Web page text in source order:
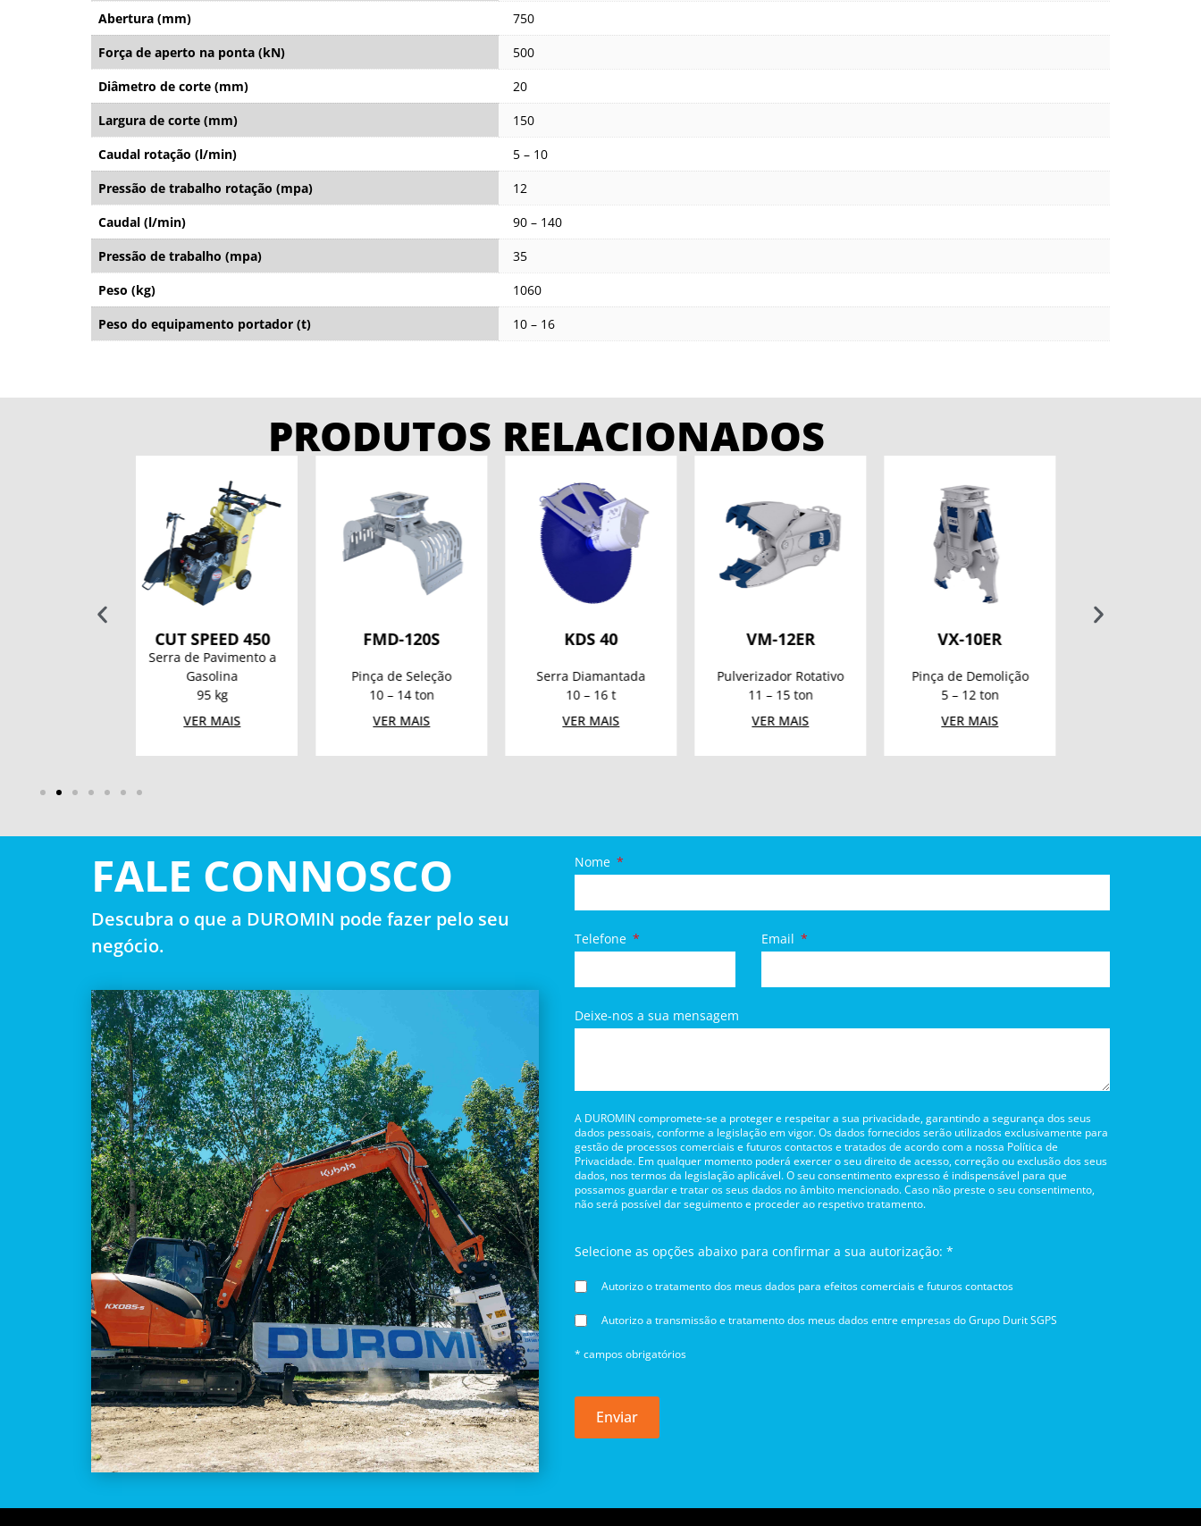
Abertura (mm)
750
Força de aperto na ponta (kN)
500
Diâmetro de corte (mm)
20
Largura de corte (mm)
150
Caudal rotação (l/min)
5 – 10
Pressão de trabalho rotação (mpa)
12
Caudal (l/min)
90 – 140
Pressão de trabalho (mpa)
35
Peso (kg)
1060
Peso do equipamento portador (t)
10 – 16
PRODUTOS RELACIONADOS
FMD-120S
Pinça de Seleção
10 – 14 ton
VER MAIS
KDS 40
Serra Diamantada
10 – 16 t
VER MAIS
VM-12ER
Pulverizador Rotativo
11 – 15 ton
VER MAIS
VX-10ER
Pinça de Demolição
5 – 12 ton
VER MAIS
VX-20ER
Pinça de Demolição
15 – 22 ton
VER MAIS
FALE CONNOSCO
Descubra o que a DUROMIN pode fazer pelo seu
negócio.
Nome
Telefone Email
Deixe-nos a sua mensagem
A DUROMIN compromete-se a proteger e respeitar a sua privacidade, garantindo a segurança dos seus
dados pessoais, conforme a legislação em vigor. Os dados fornecidos serão utilizados exclusivamente para
gestão de processos comerciais e futuros contactos e tratados de acordo com a nossa Política de
Privacidade. Em qualquer momento poderá exercer o seu direito de acesso, correção ou exclusão dos seus
dados, nos termos da legislação aplicável. O seu consentimento expresso é indispensável para que
possamos guardar e tratar os seus dados no âmbito mencionado. Caso não preste o seu consentimento,
não será possível dar seguimento e proceder ao respetivo tratamento.
Selecione as opções abaixo para confirmar a sua autorização: *
Autorizo o tratamento dos meus dados para efeitos comerciais e futuros contactos
Autorizo a transmissão e tratamento dos meus dados entre empresas do Grupo Durit SGPS
* campos obrigatórios
Enviar